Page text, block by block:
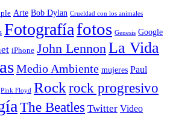
Arte Bob Dylan Crueldad con los animales
Fotografíafotos Genesis Google
iPhone John Lennon La Vida
Medio Ambiente mujeres Paul
Pink Floyd Rock rock progresivo
The Beatles Twitter Video